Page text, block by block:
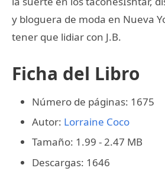
y bloguera de moda en Nueva
tener que lidiar con J.B.
Ficha del Libro
Número de páginas: 1675
Autor: Lorraine Coco
Tamaño: 1.99 - 2.47 MB
Descargas: 1646